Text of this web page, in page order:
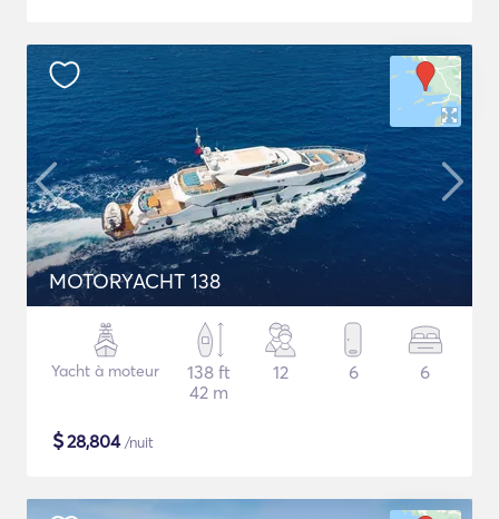
MOTORYACHT 138
Yacht à moteur
138 ft
42 m
12 6 6
$28,804/nuit